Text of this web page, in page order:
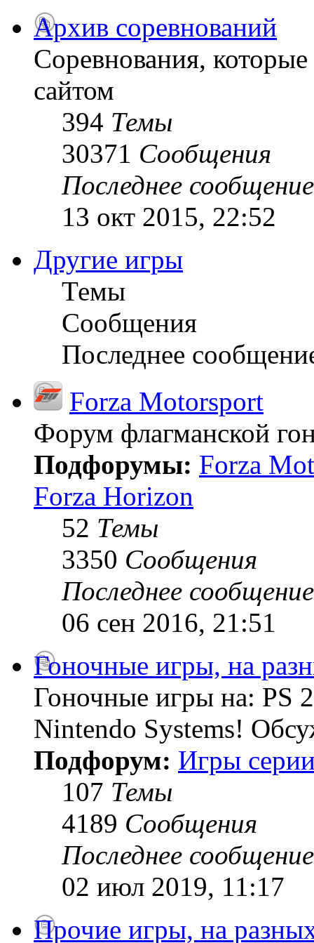
Архив соревнований
Соревнования,
сайтом
394 Темы
30371 Сообщения
Последнее сообщение
13 окт 2015, 22:52
Другие игры
Темы
Сообщения
Последнее
Forza Motorsport
Форум флагманской
Подфорумы: Forza
Forza Horizon
52 Темы
3350 Сообщения
Последнее сообщение
06 сен 2016, 21:51
Гоночные игры, на
Гоночные игры на: PS
Nintendo Systems!
Подфорум: Игры
107 Темы
4189 Сообщения
Последнее сообщение
02 июл 2019, 11:17
Прочие игры, на